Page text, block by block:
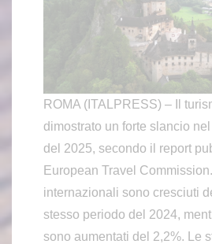
ROMA (ITALPRESS) – Il
dimostrato un forte slancio
del 2025, secondo il report
European Travel
internazionali sono cresciuti
stesso periodo del 2024,
sono aumentati del 2,2%. Le